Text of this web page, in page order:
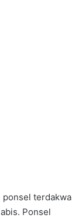
terdakwa
Ponsel